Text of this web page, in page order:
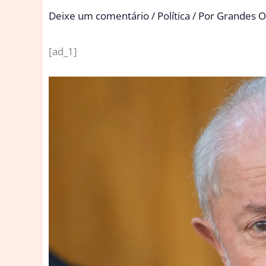
Deixe um comentário/ Política / Por Grandes
[ad_1]